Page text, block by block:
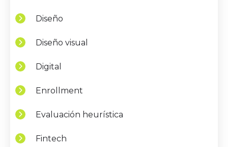
Diseño
Diseño visual
Digital
Enrollment
Evaluación heurística
Fintech